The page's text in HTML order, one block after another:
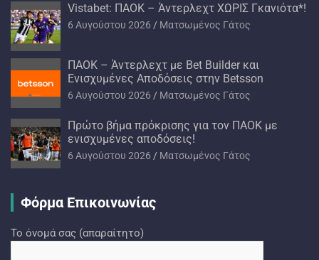
Vistabet: ΠΑΟΚ – Άντερλεχτ ΧΩΡΙΣ Γκανιότα*!
6 Αυγούστου 2026 Ματσωμένος Γάτος
ΠΑΟΚ – Άντερλεχτ με Bet Builder και
Ενισχυμένες Αποδόσεις στην Betsson
6 Αυγούστου 2026 Ματσωμένος Γάτος
Πρώτο βήμα πρόκρισης για τον ΠΑΟΚ με
ενισχυμένες αποδόσεις!
6 Αυγούστου 2026 Ματσωμένος Γάτος
Φόρμα Επικοινωνίας
Το όνομά σας (απαραίτητο)